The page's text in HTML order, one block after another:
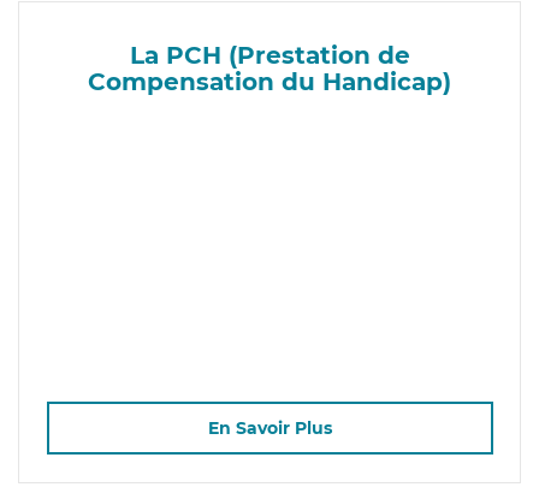
La PCH (Prestation de
Compensation du Handicap)
En Savoir Plus